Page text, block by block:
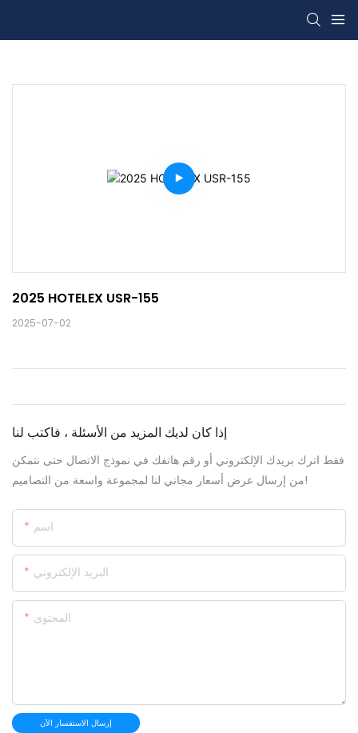
2025 HOTELEX USR-155
2025-07-02
إذا كان لديك المزيد من الأسئلة ، فاكتب لنا
فقط اترك بريدك الإلكتروني أو رقم هاتفك في نموذج الاتصال حتى نتمكن
من إرسال عرض أسعار مجاني لنا لمجموعة واسعة من التصاميم!
اسم
البريد الإلكتروني
المحتوى
إرسال الاستفسار الآن